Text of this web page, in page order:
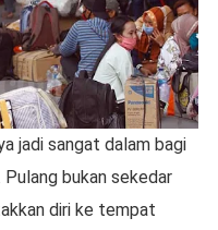
jadi sangat dalam bagi
bukan sekedar
diri ke tempat